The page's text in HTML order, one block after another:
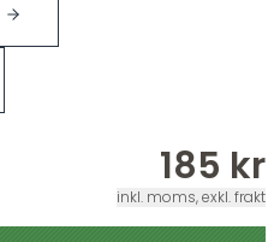
185 kr
inkl. moms, exkl. frakt